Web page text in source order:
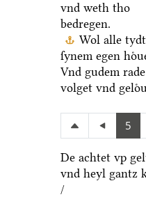
vnd weth tho
bedregen.
Wol alle
ſynem egen
Vnd gudem
volget vnd
5
De achtet vp
vnd heyl gantz
/